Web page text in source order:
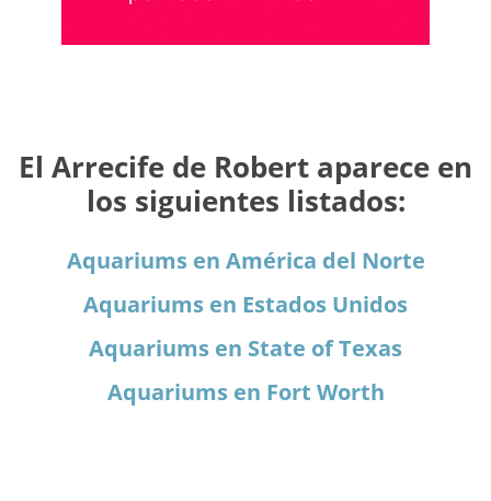
El Arrecife de Robert aparece en
los siguientes listados:
Aquariums en América del Norte
Aquariums en Estados Unidos
Aquariums en State of Texas
Aquariums en Fort Worth